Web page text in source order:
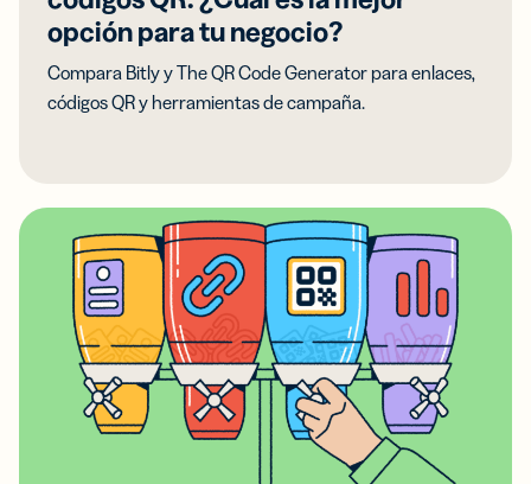
opción para tu negocio?
Compara Bitly y The QR Code Generator para enlaces,
códigos QR y herramientas de campaña.